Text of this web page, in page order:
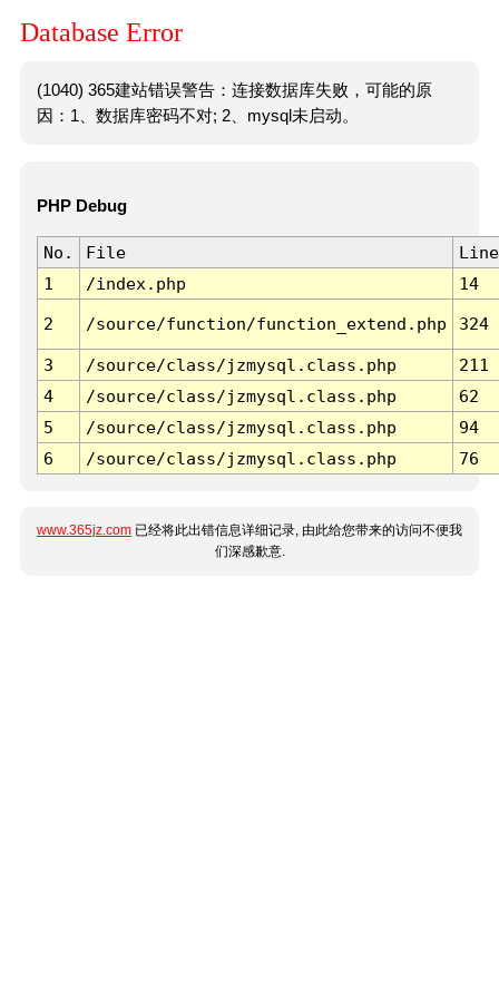
Database Error
(1040) 365建站错误警告：连接数据库失败，可能的原
因：1、数据库密码不对; 2、mysql未启动。
PHP Debug
No. File
Line
1
/index.php 14
2 /source/function/function_extend.php 324
3 /source/class/jzmysql.class.php
211
4
/source/class/jzmysql.class.php
62
5
/source/class/jzmysql.class.php
94
6
/source/class/jzmysql.class.php 76
www.365jz.com 已经将此出错信息详细记录, 由此给您带来的访问不便我
们深感歉意.